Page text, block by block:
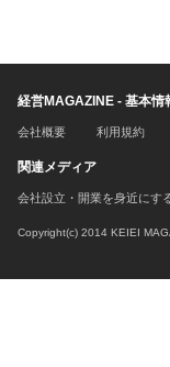
経営MAGAZINE - 基本情
会社概要 利用規約
関連メディア
会社設立・開業を身近にす
Copyright(c) 2014 KEIEI